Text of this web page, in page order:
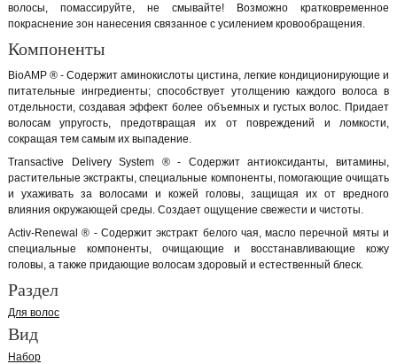
волосы, помассируйте, не смывайте! Возможно кратковременное
покраснение зон нанесения связанное с усилением кровообращения.
Компоненты
BioAMP ® - Содержит аминокислоты цистина, легкие кондиционирующие и
питательные ингредиенты; способствует утолщению каждого волоса в
отдельности, создавая эффект более объемных и густых волос. Придает
волосам упругость, предотвращая их от повреждений и ломкости,
сокращая тем самым их выпадение.
Transactive Delivery System ® - Содержит антиоксиданты, витамины,
растительные экстракты, специальные компоненты, помогающие очищать
и ухаживать за волосами и кожей головы, защищая их от вредного
влияния окружающей среды. Создает ощущение свежести и чистоты.
Activ-Renewal ® - Содержит экстракт белого чая, масло перечной мяты и
специальные компоненты, очищающие и восстанавливающие кожу
головы, а также придающие волосам здоровый и естественный блеск.
Раздел
Для волос
Вид
Набор